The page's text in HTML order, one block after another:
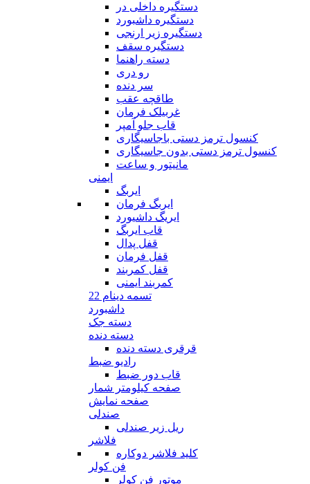
دستگیره داخلی در
دستگیره داشبورد
دستگیره زیر ارنجی
دستگیره سقف
دسته راهنما
رو دری
سر دنده
طاقچه عقب
غربیلک فرمان
قاب جلو آمپر
کنسول ترمز دستی باجاسیگاری
کنسول ترمز دستی بدون جاسیگاری
مانیتور و ساعت
ایمنی
ایربگ
ایربگ فرمان
ایریگ داشیورد
قاب ایربگ
قفل پدال
قفل فرمان
قفل کمربند
کمربند ایمنی
تسمه دینام 22
داشبورد
دسته جک
دسته دنده
قرقری دسته دنده
رادیو ضبط
قاب دور ضبط
صفحه کیلومتر شمار
صفحه نمایش
صندلی
ریل زیر صندلی
فلاشر
کلید فلاشر دوکاره
فن کولر
موتور فن کولر